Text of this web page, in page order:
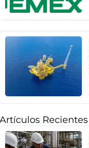
Artículos Recientes